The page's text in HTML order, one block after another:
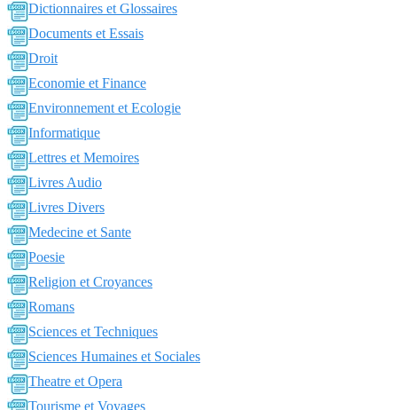
Dictionnaires et Glossaires
Documents et Essais
Droit
Economie et Finance
Environnement et Ecologie
Informatique
Lettres et Memoires
Livres Audio
Livres Divers
Medecine et Sante
Poesie
Religion et Croyances
Romans
Sciences et Techniques
Sciences Humaines et Sociales
Theatre et Opera
Tourisme et Voyages